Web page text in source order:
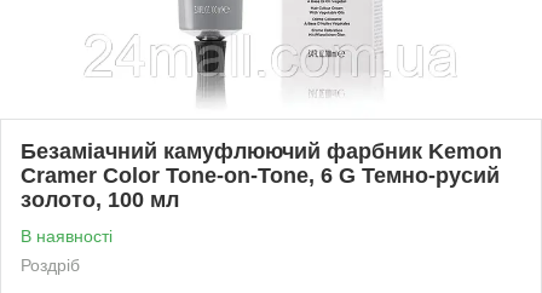
Безаміачний камуфлюючий фарбник Kemon
Cramer Color Tone-on-Tone, 6 G Темно-русий
золото, 100 мл
В наявності
Роздріб